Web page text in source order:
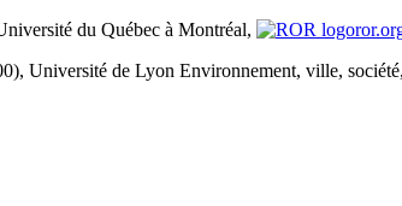
du Québec à Montréal,
Université de Lyon Environnement, ville, société,